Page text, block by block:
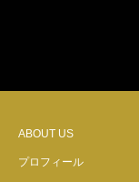
ABOUT US
プロフィール